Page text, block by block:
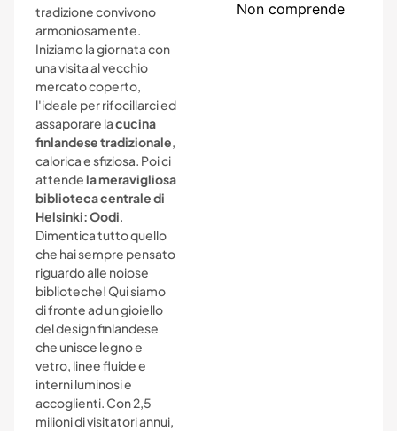
tradizione convivono
armoniosamente.
Iniziamo la giornata con
una visita al vecchio
mercato coperto,
l'ideale per rifocillarci ed
assaporare lacucina
finlandese tradizionale,
calorica e sfiziosa. Poi ci
attendela meravigliosa
biblioteca centrale di
Helsinki: Oodi.
Dimentica tutto quello
che hai sempre pensato
riguardo alle noiose
biblioteche! Qui siamo
di fronte ad un gioiello
del design finlandese
che unisce legno e
vetro, linee fluide e
interni luminosi e
accoglienti. Con 2,5
milioni di visitatori annui,
Non comprende